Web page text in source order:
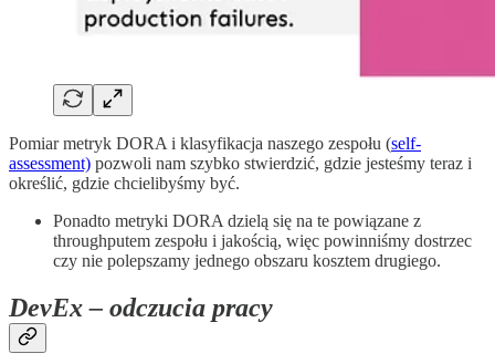
Pomiar metryk DORA i klasyfikacja naszego zespołu (self-
assessment) pozwoli nam szybko stwierdzić, gdzie jesteśmy teraz i
określić, gdzie chcielibyśmy być.
Ponadto metryki DORA dzielą się na te powiązane z
throughputem zespołu i jakością, więc powinniśmy dostrzec
czy nie polepszamy jednego obszaru kosztem drugiego.
DevEx – odczucia pracy